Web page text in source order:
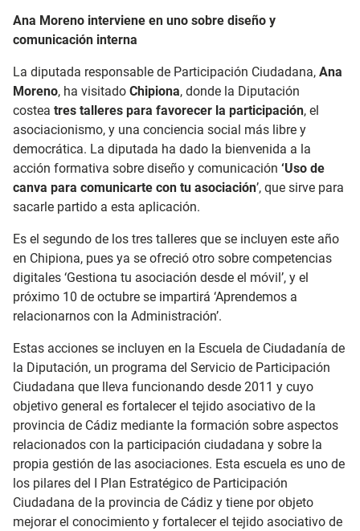
Ana Moreno interviene en uno sobre diseño y
comunicación interna
La diputada responsable de Participación Ciudadana, Ana
Moreno, ha visitado Chipiona, donde la Diputación
costea tres talleres para favorecer la participación, el
asociacionismo, y una conciencia social más libre y
democrática. La diputada ha dado la bienvenida a la
acción formativa sobre diseño y comunicación ‘Uso de
canva para comunicarte con tu asociación’, que sirve para
sacarle partido a esta aplicación.
Es el segundo de los tres talleres que se incluyen este año
en Chipiona, pues ya se ofreció otro sobre competencias
digitales ‘Gestiona tu asociación desde el móvil’, y el
próximo 10 de octubre se impartirá ‘Aprendemos a
relacionarnos con la Administración’.
Estas acciones se incluyen en la Escuela de Ciudadanía de
la Diputación, un programa del Servicio de Participación
Ciudadana que lleva funcionando desde 2011 y cuyo
objetivo general es fortalecer el tejido asociativo de la
provincia de Cádiz mediante la formación sobre aspectos
relacionados con la participación ciudadana y sobre la
propia gestión de las asociaciones. Esta escuela es uno de
los pilares del I Plan Estratégico de Participación
Ciudadana de la provincia de Cádiz y tiene por objeto
mejorar el conocimiento y fortalecer el tejido asociativo de